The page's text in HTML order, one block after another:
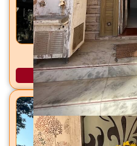
धर्मेश्वर महादेव मंदिर
अधिक